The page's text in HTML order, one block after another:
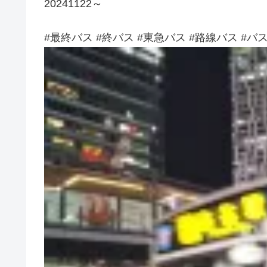
20241122～
#最終バス #終バス #東急バス #路線バス #バ